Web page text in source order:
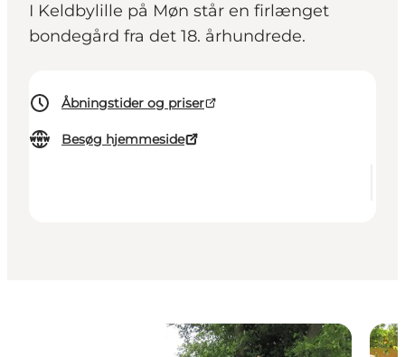
I Keldbylille på Møn står en firlænget
bondegård fra det 18. århundrede.
Åbningstider og priser
Besøg hjemmeside